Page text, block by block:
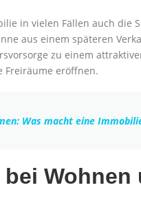
in vielen Fällen auch die
aus einem späteren
zu einem
Freiräume eröffnen.
Was macht eine
Wohnen